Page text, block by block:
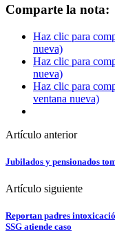
Comparte la nota:
Haz clic para
nueva)
Haz clic para
nueva)
Haz clic para
ventana nueva)
Artículo anterior
Jubilados y pensionados
Artículo siguiente
Reportan padres
SSG atiende caso